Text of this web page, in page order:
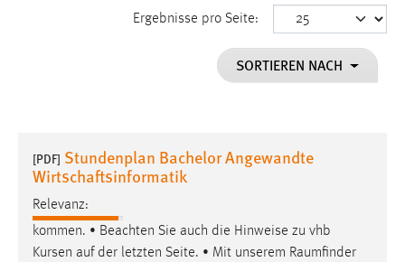
Ergebnisse pro Seite:
SORTIEREN NACH
[PDF] Stundenplan Bachelor Angewandte
Wirtschaftsinformatik
Relevanz:
kommen. • Beachten Sie auch die Hinweise zu vhb
Kursen auf der letzten Seite. • Mit unserem Raumfinder
Dieser Cookie speichert die ausgewählten Einverständnis-
Performance
Name:
staticfilecache
Zweck:
Für performante Seitenauslieferung wird in diesem Cookie